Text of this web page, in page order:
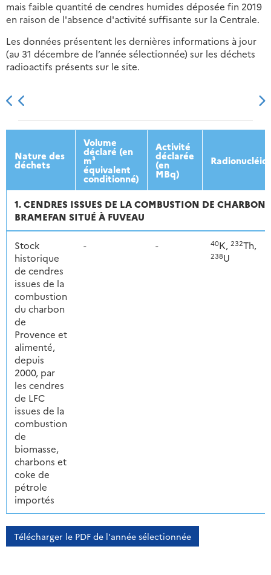
mais faible quantité de cendres humides déposée fin 2019
en raison de l'absence d'activité suffisante sur la Centrale.
Les données présentent les dernières informations à jour
(au 31 décembre de l’année sélectionnée) sur les déchets
radioactifs présents sur le site.
2013 2014 2015 2016
Nature des
déchets
Volume
déclaré (en
m³
équivalent
conditionné)
Activité
déclarée
(en
MBq)
1. CENDRES ISSUES DE LA COMBUSTION DE CHARBON
BRAMEFAN SITUÉ À FUVEAU
Stock
historique
de cendres
issues de la
combustion
du charbon
de
Provence et
alimenté,
depuis
2000, par
les cendres
de LFC
issues de la
combustion
de
biomasse,
charbons et
coke de
pétrole
importés
- - 40K, 232Th,
238U
Télécharger le PDF de l'année sélectionnée